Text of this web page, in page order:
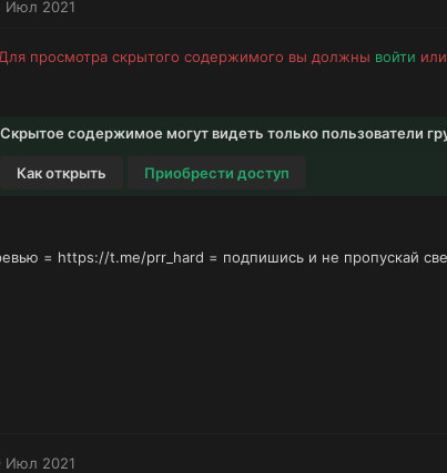
Июл 2021
Для просмотра скрытого содержимого вы должны войти или
Скрытое содержимое могут видеть только пользователи
Как открыть Приобрести доступ
= https://t.me/prr_hard = подпишись и не пропускай
Июл 2021